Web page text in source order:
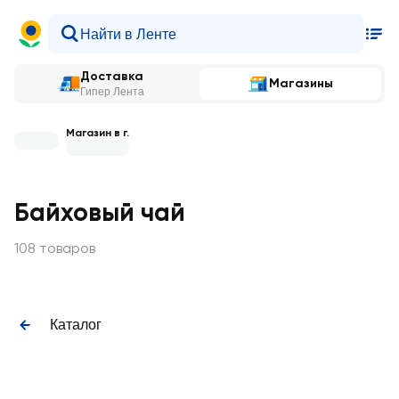
Доставка
Гипер Лента
Магазины
Магазин в г.
Байховый чай
108 товаров
Каталог